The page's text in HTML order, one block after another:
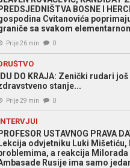
BOSNE I
Cvitanovića
sa svakom
Prije 26 min 0
DO KRAJA: Zenički rudari
stanje...
Prije 29 min 0
USTAVNOG PRAVA
odvjetniku Luki Mišetiću,
a reakcija Milorada
Rusije ima samo